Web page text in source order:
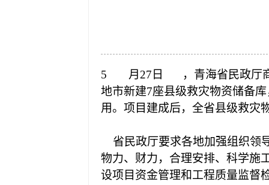
5 月27日
，青海省民政厅
地市新建7座县级救灾物资储备
用。项目建成后，全省县级救灾
省民政厅要求各地加强组织领
物力、财力，合理安排、科学施
设项目资金管理和工程质量监督